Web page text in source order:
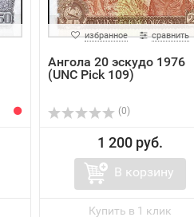
избранное сравнить
Ангола 20 эскудо 1976
(UNC Pick 109)
(0)
1 200 руб.
В корзину